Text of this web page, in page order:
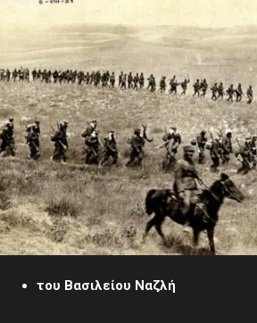
του Βασιλείου Ναζλή